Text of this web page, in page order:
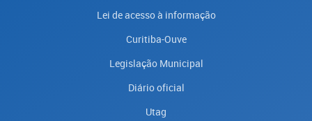
Lei de acesso à informação
Curitiba-Ouve
Legislação Municipal
Diário oficial
Utag